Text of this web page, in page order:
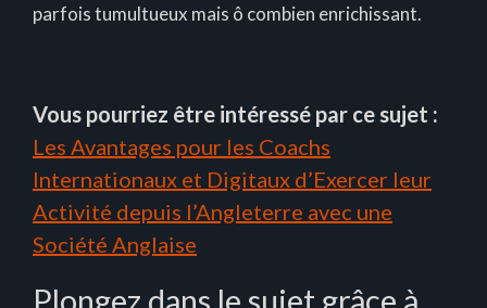
parfois tumultueux mais ô combien enrichissant.
Vous pourriez être intéressé par ce sujet :
Les Avantages pour les Coachs
Internationaux et Digitaux d’Exercer leur
Activité depuis l’Angleterre avec une
Société Anglaise
Plongez dans le sujet grâce à